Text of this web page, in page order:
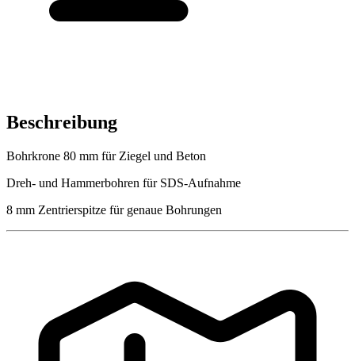
Beschreibung
Bohrkrone 80 mm für Ziegel und Beton
Dreh- und Hammerbohren für SDS-Aufnahme
8 mm Zentrierspitze für genaue Bohrungen